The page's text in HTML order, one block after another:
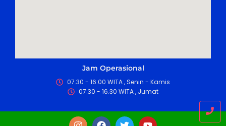
Jam Operasional
07.30 - 16.00 WITA , Senin - Kamis
07.30 - 16.30 WITA , Jumat